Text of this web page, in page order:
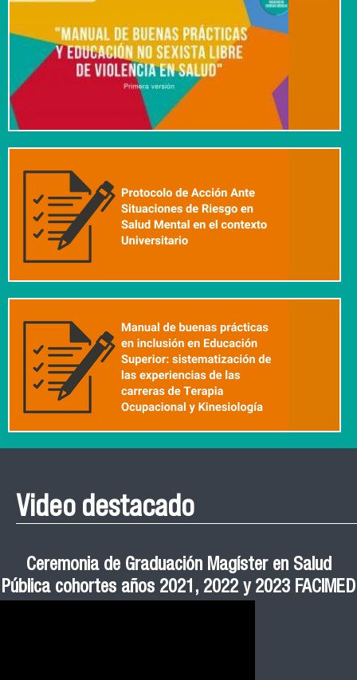
Video destacado
Manual de Buenas de Prácticas y Educación no
Sexista Libre de Violencia en Salud
Roberto Vera invita a la III Jornada de Neurociencia
e Inteligencia Artificial 2025
Jornadas puertas abiertas CESIC
Ceremonia de Graduación Magíster en Salud
Pública cohortes años 2021, 2022 y 2023 FACIMED
Esteban Aedo: “El uso de tecnología en el deporte
tiene directa relación con la inversión económica”